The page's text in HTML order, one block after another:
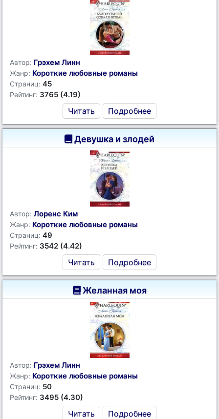
Автор: Грэхем Линн
Жанр: Короткие любовные романы
Страниц: 45
Рейтинг: 3765 (4.19)
Читать Подробнее
Девушка и злодей
Автор: Лоренс Ким
Жанр: Короткие любовные романы
Страниц: 49
Рейтинг: 3542 (4.42)
Читать Подробнее
Желанная моя
Автор: Грэхем Линн
Жанр: Короткие любовные романы
Страниц: 50
Рейтинг: 3495 (4.30)
Читать Подробнее